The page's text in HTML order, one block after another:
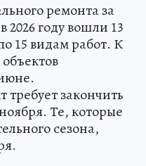
ремонта за
2026 году вошли 13
15 видам работ. К
закончить
Те, которые
сезона,